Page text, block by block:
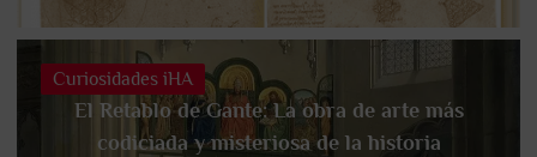
Curiosidades iHA
El Retablo de Gante: La obra de arte más
codiciada y misteriosa de la historia